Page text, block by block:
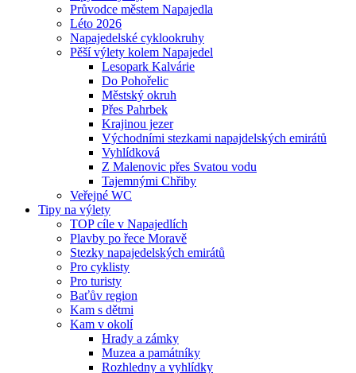
Průvodce městem Napajedla
Léto 2026
Napajedelské cyklookruhy
Pěší výlety kolem Napajedel
Lesopark Kalvárie
Do Pohořelic
Městský okruh
Přes Pahrbek
Krajinou jezer
Východními stezkami napajdelských emirátů
Vyhlídková
Z Malenovic přes Svatou vodu
Tajemnými Chřiby
Veřejné WC
Tipy na výlety
TOP cíle v Napajedlích
Plavby po řece Moravě
Stezky napajedelských emirátů
Pro cyklisty
Pro turisty
Baťův region
Kam s dětmi
Kam v okolí
Hrady a zámky
Muzea a památníky
Rozhledny a vyhlídky